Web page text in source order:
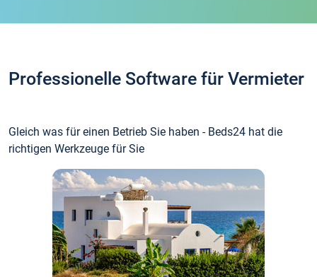
Professionelle Software für Vermieter
Gleich was für einen Betrieb Sie haben - Beds24 hat die
richtigen Werkzeuge für Sie